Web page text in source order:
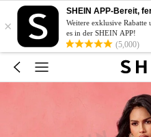
×
SHEIN APP-Bereit,
Weitere exklusive Rabatte
es in der SHEIN APP!
(5,000)